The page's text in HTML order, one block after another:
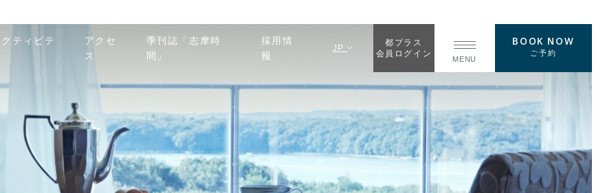
ティビテ
アクセ
ス
季刊誌「志摩時
間」
採用情
報
JP
都プラス
会員ログイン
MENU
BOOK NOW
ご予約